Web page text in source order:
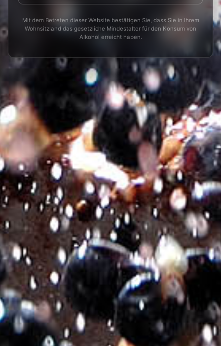
THÈSE 16 LIMITED EDITION
€
17.10
Varietal Composition:Kotsifali 60% – Syrah 40%
Style:Dry Red.
Geographical Indication:Protected Geographical Indication,
Heraklion.
Harvest:
2021
Region:Partheni, Heraklion, Crete.
Vineyard: Mountain vineyards of the Estate at an altitude of 600
meters.
Soil:Clay-loam.
Alcoholic Title:
13% by Vol.
Intense purple color with aromas of ripe black fruits,
Mit dem Betreten dieser Website bestätigen Sie, dass Sie in Ihrem
Wohnsitzland das gesetzliche Mindestalter für den Konsum von
Alkohol erreicht haben.